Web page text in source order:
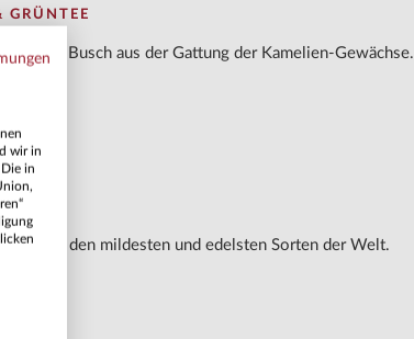
GRÜNTEE
Busch aus der Gattung der Kamelien-Gewächse.
zu den mildesten und edelsten Sorten der Welt.
wir in
in